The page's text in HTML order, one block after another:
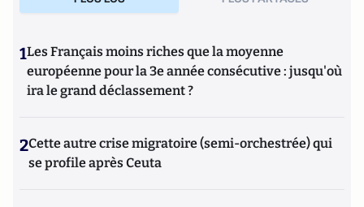
1Les Français moins riches que la moyenne
européenne pour la 3e année consécutive : jusqu'où
ira le grand déclassement ?
2Cette autre crise migratoire (semi-orchestrée) qui
se profile après Ceuta